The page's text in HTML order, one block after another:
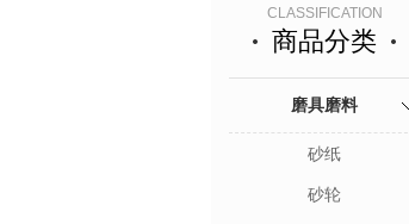
CLASSIFICATION
商品分类
磨具磨料
砂纸
砂轮